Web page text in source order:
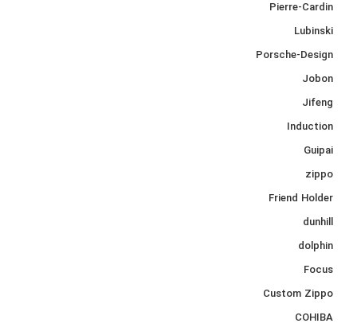
Pierre-Cardin
Lubinski
Porsche-Design
Jobon
Jifeng
Induction
Guipai
zippo
Friend Holder
dunhill
dolphin
Focus
Custom Zippo
COHIBA